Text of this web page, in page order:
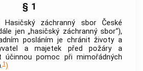
§ 1
Hasičský záchranný sbor České
jen „hasičský záchranný sbor“),
posláním je chránit životy a
a majetek před požáry a
účinnou pomoc při mimořádných
1)